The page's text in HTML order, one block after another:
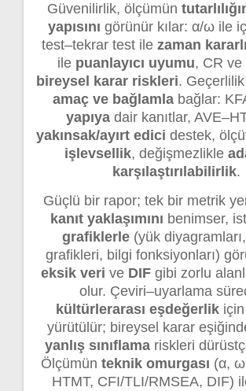
Güvenilirlik, ölçümün
yapısını görünür kılar: α/ω ile iç
test–tekrar test ile zaman
ile puanlayıcı uyumu, CR
bireysel karar riskleri.
amaç ve bağlamlabağlar:
yapıyadair kanıtlar,
yakınsak/ayırt edici destek,
işlevsellik, değişmezlikle
karşılaştırılabilirlik.
Güçlü bir rapor; tek bir metrik
kanıt yaklaşımını benimser,
grafiklerle (yük
grafikleri, bilgi fonksiyonları)
eksik veri ve DIFgibi zorlu
olur. Çeviri–uyarlama
kültürlerarası eşdeğerlik
yürütülür; bireysel karar
yanlış sınıflama riskleri
Ölçümün teknik omurgası (α,
HTMT, CFI/TLI/RMSEA, DIF)